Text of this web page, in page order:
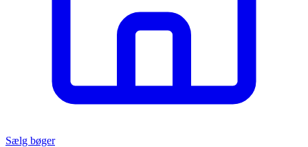
Sælg bøger